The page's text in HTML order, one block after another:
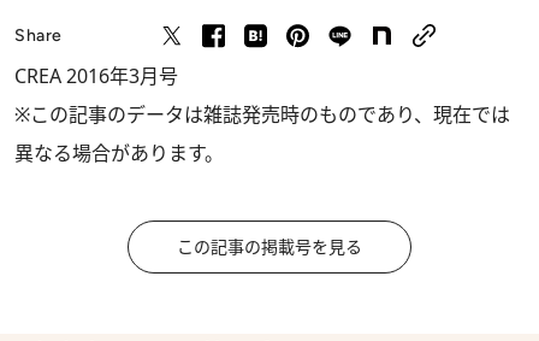
Share
CREA 2016年3月号
※この記事のデータは雑誌発売時のものであり、現在では
異なる場合があります。
この記事の掲載号を見る